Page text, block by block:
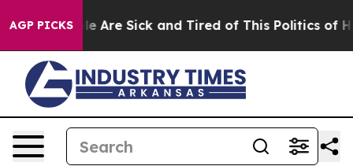
AGP PICKS
“People Are Sick and Tired of This Politics of